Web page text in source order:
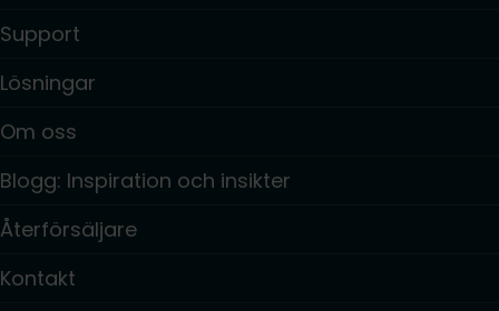
Support
Lösningar
Om oss
Blogg: Inspiration och insikter
Återförsäljare
Kontakt